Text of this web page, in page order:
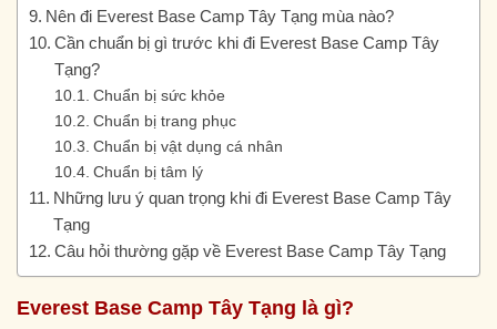
Nên đi Everest Base Camp Tây Tạng mùa nào?
Cần chuẩn bị gì trước khi đi Everest Base Camp Tây
Tạng?
Chuẩn bị sức khỏe
Chuẩn bị trang phục
Chuẩn bị vật dụng cá nhân
Chuẩn bị tâm lý
Những lưu ý quan trọng khi đi Everest Base Camp Tây
Tạng
Câu hỏi thường gặp về Everest Base Camp Tây Tạng
Everest Base Camp Tây Tạng là gì?